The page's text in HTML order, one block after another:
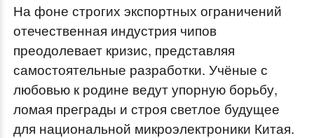
На фоне строгих экспортных ограничений
отечественная индустрия чипов
преодолевает кризис, представляя
самостоятельные разработки. Учёные с
любовью к родине ведут упорную борьбу,
ломая преграды и строя светлое будущее
для национальной микроэлектроники Китая.